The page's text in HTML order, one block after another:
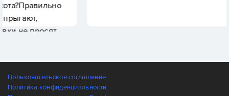
Пользовательское соглашение
Политика конфиденциальности